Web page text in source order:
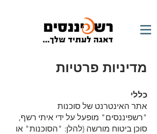
מדיניות פרטיות
כללי
אתר האינטרנט של סוכנות
"רשפיננסים" מופעל על ידי איתי רשף,
סוכן ביטוח מורשה (להלן: "הסוכנות" או